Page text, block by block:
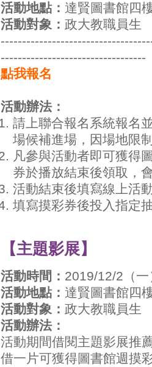
活動地點： 達賢圖書館四
活動對象： 政大教職員生
----------------------------------
點我報名
活動辦法：
請上聯合報名系統報名
場候補進場，因場地限
凡參與活動者即可獲得
券於播放結束後領取，
活動結束後填寫線上活
填寫摸彩券後投入指定
【主題影展】
活動時間： 2019/12/2（
活動地點： 達賢圖書館四
活動對象： 政大教職員生
活動辦法：
活動期間借閱主題影展推
借一片可獲得圖書館週摸